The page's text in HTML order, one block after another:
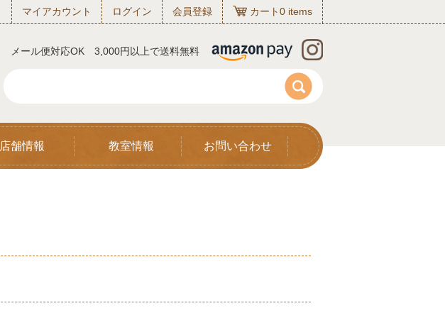
マイアカウント ログイン 会員登録 カート0 items
メール便対応OK 3,000円以上で送料無料
店舗情報 教室情報 お問い合わせ